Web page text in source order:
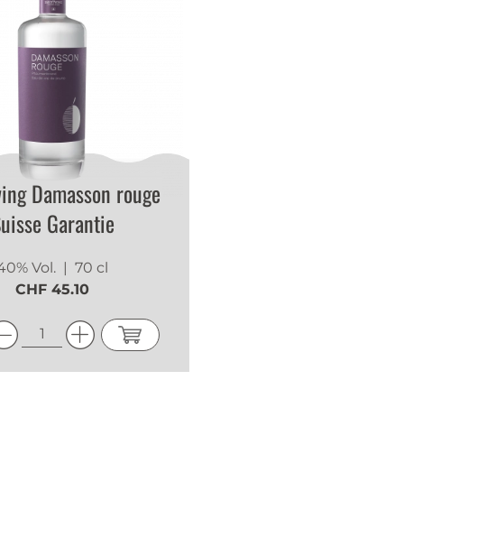
Damasson rouge
Garantie
Vol.
| 70 cl
CHF 45.10